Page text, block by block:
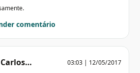
comentário
Carlos… 03:03 | 12/05/2017